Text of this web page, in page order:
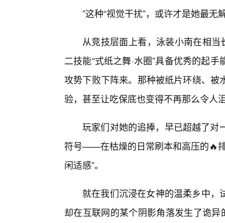
”这种“视觉干扰”，或许才是她最无
从竞技层面上看，泳装小南在相当
二技能“式纸之舞·水圈”具备优秀的起
攻势下败下阵来。那种被纸片环绕、
验，甚至让吃保底也变得不再那么令人
玩家们对她的追捧，早已超越了对
符号——在枯燥的日常刷本和高压的🔥
闲适感”。
就在我们沉浸在女神的温柔乡中
却在互联网的某个阴影角落发生了诡